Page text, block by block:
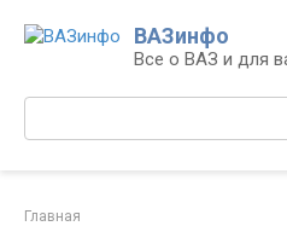
ВАЗинфо
Все о ВАЗ и для
Поиск:
Главная